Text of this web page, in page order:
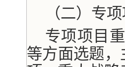
（二）专
专项项目
等方面选题，